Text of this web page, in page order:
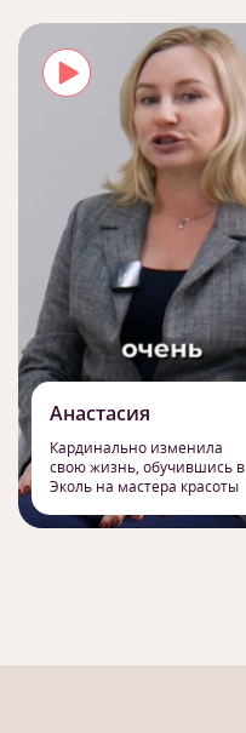
Анастасия
Кардинально изменила
свою жизнь, обучившись в
Эколь на мастера красоты